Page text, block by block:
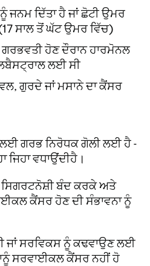
ਜਨਮ ਦਿੱਤਾ ਹੈ ਜਾਂ ਛੋਟੀ ਉਮਰ
ਸਾਲ ਤੋਂ ਘੱਟ ਉਮਰ ਵਿੱਚ)
ਗਰਭਵਤੀ ਹੋਣ ਦੌਰਾਨ ਹਾਰਮੋਨਲ
ਲਈ ਸੀ
ਗੁਰਦੇ ਜਾਂ ਮਸਾਨੇ ਦਾ ਕੈਂਸਰ
ਲਈ ਗਰਭ ਨਿਰੋਧਕ ਗੋਲੀ ਲਈ ਹੈ -
ਜਿਹਾ ਵਧਾਉਂਦੀਹੈ।
ਬੰਦ ਕਰਕੇ ਅਤੇ
ਕੈਂਸਰ ਹੋਣ ਦੀ ਸੰਭਾਵਨਾ ਨੂੰ
ਜਾਂ ਸਰਵਿਕਸ ਨੂੰ ਕਢਵਾਉਣ ਲਈ
ਸਰਵਾਈਕਲ ਕੈਂਸਰ ਨਹੀਂ ਹੋ